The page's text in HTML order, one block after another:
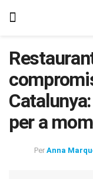
per a
Per Anna